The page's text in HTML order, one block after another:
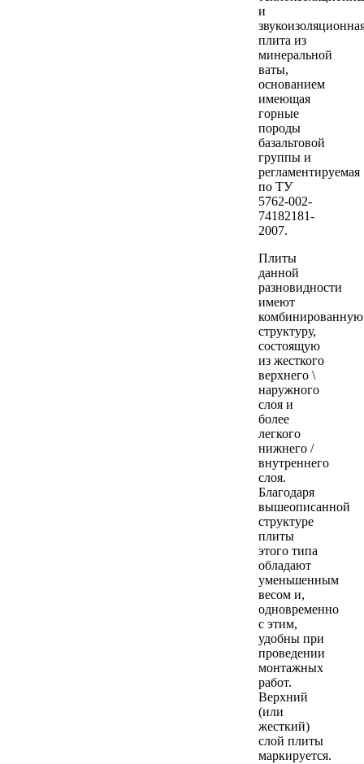
и
плита из
минеральной
ваты,
основанием
имеющая
горные
породы
базальтовой
группы и
регламентируемая
по ТУ
5762-002-
74182181-
2007.
Плиты
данной
разновидности
имеют
комбинированную
структуру,
состоящую
из жесткого
верхнего \
наружного
слоя и
более
легкого
нижнего /
внутреннего
слоя.
Благодаря
вышеописанной
структуре
плиты
этого типа
обладают
уменьшенным
весом и,
одновременно
с этим,
удобны при
проведении
монтажных
работ.
Верхний
(или
жесткий)
слой плиты
маркируется.